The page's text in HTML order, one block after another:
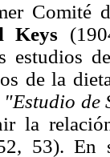
Comité
Keys
estudios
de la
"Estudio de
la
53).